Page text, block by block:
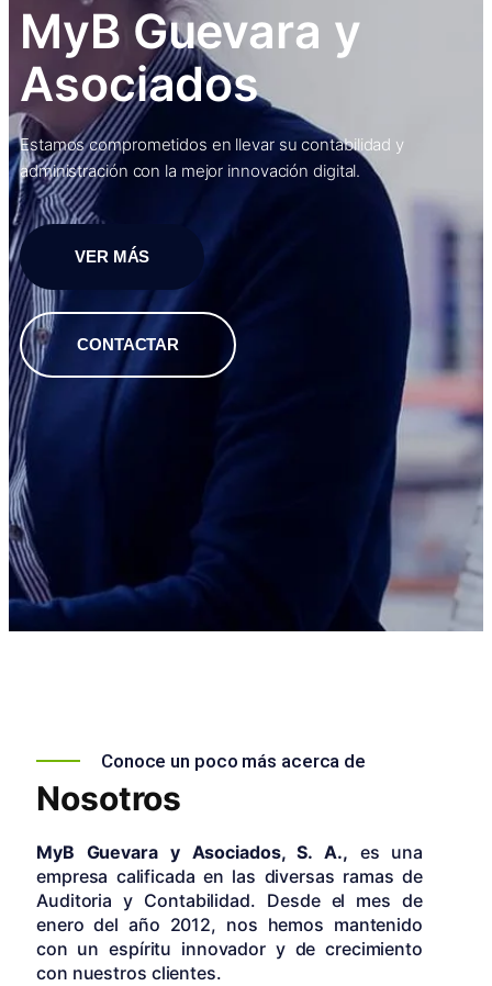
MyB Guevara y
Asociados
Estamos comprometidos en llevar su contabilidad y
administración con la mejor innovación digital.
VER MÁS
CONTACTAR
Conoce un poco más acerca de
Nosotros
MyB Guevara y Asociados, S. A., es una
empresa calificada en las diversas ramas de
Auditoria y Contabilidad. Desde el mes de
enero del año 2012, nos hemos mantenido
con un espíritu innovador y de crecimiento
con nuestros clientes.